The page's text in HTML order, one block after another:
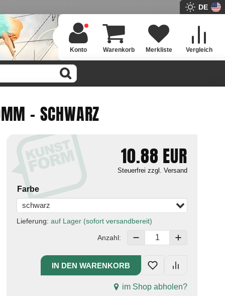
DE
Vergleich
Merkliste
Warenkorb
Konto
- SCHWARZ
10.88 EUR
Steuerfrei zzgl. Versand
Farbe
schwarz
Lieferung:auf Lager (sofort versandbereit)
Anzahl:
im Shop abholen?